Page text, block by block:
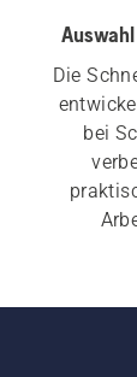
Die
bei